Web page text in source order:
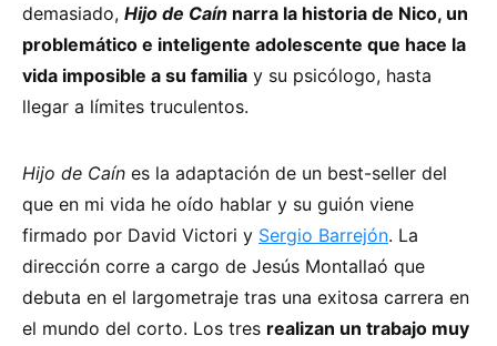
demasiado, Hijo de Caín narra la historia de Nico, un
problemático e inteligente adolescente que hace la
vida imposible a su familia y su psicólogo, hasta
llegar a límites truculentos.
Hijo de Caín es la adaptación de un best-seller del
que en mi vida he oído hablar y su guión viene
firmado por David Victori y Sergio Barrejón. La
dirección corre a cargo de Jesús Montallaó que
debuta en el largometraje tras una exitosa carrera en
el mundo del corto. Los tres realizan un trabajo muy